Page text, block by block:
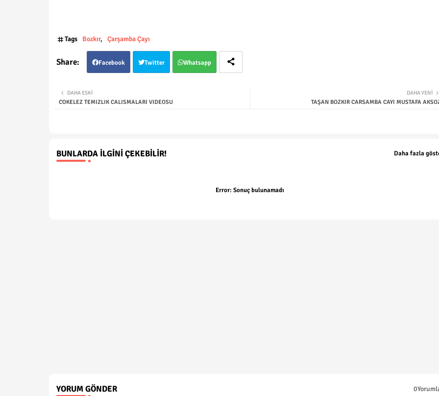
Tags Bozkır Çarşamba Çayı
Facebook Twitter Whatsapp
DAHA YENI
TAŞAN BOZKIR CARSAMBA CAYI MUSTAFA
DAHA ESKI
COKELEZ TEMIZLIK CALISMALARI VIDEOSU
BUNLARDA İLGINI ÇEKEBILIR! Daha fazla
Error: Sonuç bulunamadı
YORUM GÖNDER